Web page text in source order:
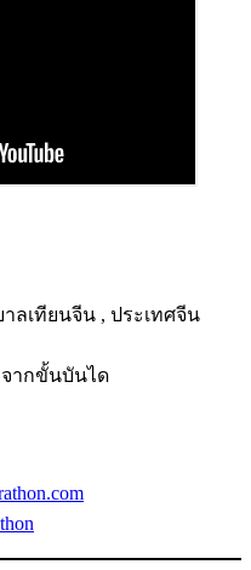
ลเทียนจีน , ประเทศจีน
ากขั้นบันได